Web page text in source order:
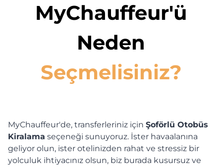
MyChauffeur'ü
Neden
Seçmelisiniz?
MyChauffeur'de, transferleriniz için Şoförlü Otobüs
Kiralama seçeneği sunuyoruz. İster havaalanına
geliyor olun, ister otelinizden rahat ve stressiz bir
yolculuk ihtiyacınız olsun, biz burada kusursuz ve